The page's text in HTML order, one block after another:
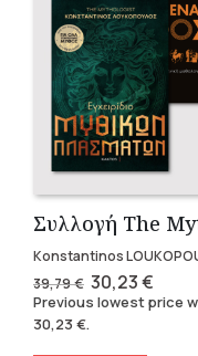
Konstantinos
39,79€ Original
price
was:
39,79 €.
30,23€
price
is:
Previous lowest price
30,23€.